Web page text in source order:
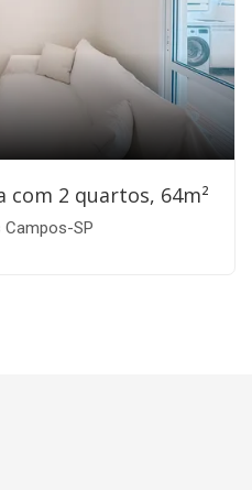
com 2 quartos, 64m²
Campos-SP